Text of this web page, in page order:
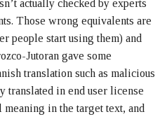
actually checked by experts
Those wrong equivalents are
people start using them) and
Jutoran gave some
translation such as malicious
translated in end user license
in the target text, and